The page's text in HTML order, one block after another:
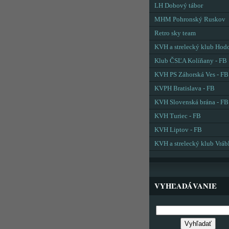
LH Dobový tábor
MHM Pohronský Ruskov
Retro sky team
KVH a strelecký klub
Klub ČSĽA Kolíňany - FB
KVH PS Záhorská Ves - FB
KVPH Bratislava - FB
KVH Slovenská brána - FB
KVH Turiec - FB
KVH Liptov - FB
KVH a strelecký klub
VYHĽADÁVANIE